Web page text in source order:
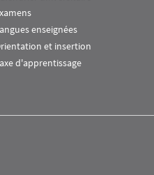
enseignées
et insertion
d'apprentissage